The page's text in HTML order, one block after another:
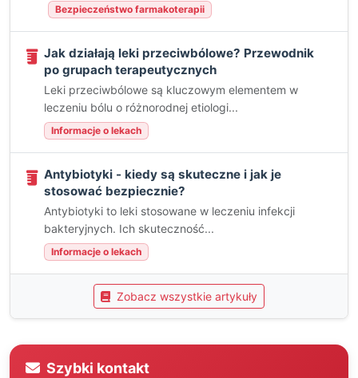
Bezpieczeństwo farmakoterapii
Jak działają leki przeciwbólowe? Przewodnik
po grupach terapeutycznych
Leki przeciwbólowe są kluczowym elementem w
leczeniu bólu o różnorodnej etiologi...
Informacje o lekach
Antybiotyki - kiedy są skuteczne i jak je
stosować bezpiecznie?
Antybiotyki to leki stosowane w leczeniu infekcji
bakteryjnych. Ich skuteczność...
Informacje o lekach
Zobacz wszystkie artykuły
Szybki kontakt